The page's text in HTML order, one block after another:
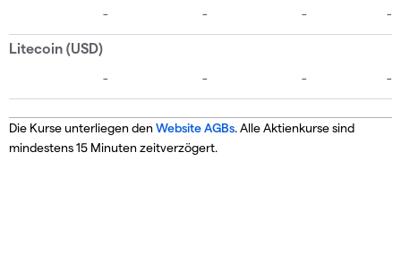
Die Kurse unterliegen den Website AGBs. Alle Aktienkurse sind
mindestens 15 Minuten zeitverzögert.